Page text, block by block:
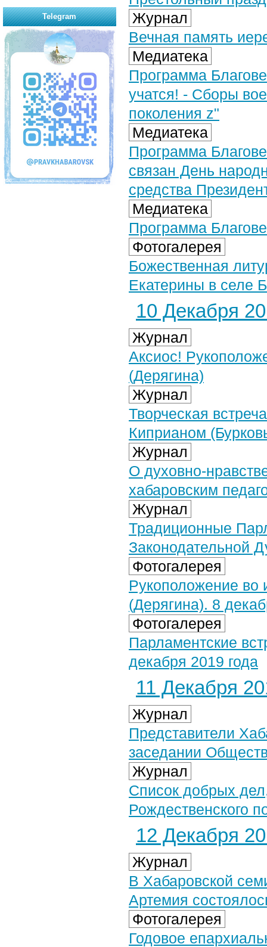
Журнал
Вечная память
Медиатека
Программа
учатся! - Сборы
поколения z"
Медиатека
Программа
связан День
средства
Медиатека
Программа
Фотогалерея
Божественная
Екатерины в селе
10 Декабря
Журнал
Аксиос!
(Дерягина)
Журнал
Творческая
Киприаном
Журнал
О духовно-
хабаровским
Журнал
Традиционные
Законодательной
Фотогалерея
Рукоположение во
(Дерягина). 8
Фотогалерея
Парламентские
декабря 2019 года
11 Декабря
Журнал
Представители
заседании
Журнал
Список добрых
Рождественского
12 Декабря
Журнал
В Хабаровской
Артемия
Фотогалерея
Годовое
Telegram